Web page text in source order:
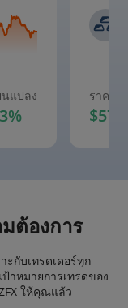
นแปลง ราคา
$
ต้องการ
กับเทรดเดอร์ทุก
าหมายการเทรดของ
ให้คุณแล้ว